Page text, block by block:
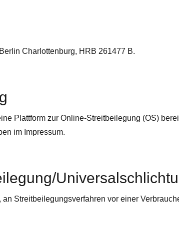
Charlottenburg, HRB 261477 B.
Plattform zur Online-Streitbeilegung (OS)
im Impressum.
Streitbeilegungsverfahren vor einer